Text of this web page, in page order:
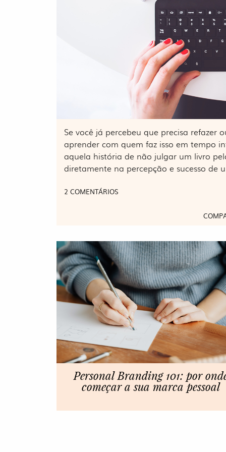
Se você já percebeu que precisa refazer
aprender com quem faz isso em tempo
aquela história de não julgar um livro
diretamente na percepção e sucesso de
2 COMENTÁRIOS
Personal Branding 101: por
começar a sua marca pessoal